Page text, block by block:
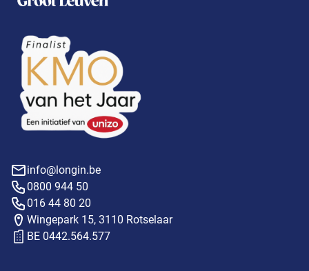
info@longin.be
0800 944 50
016 44 80 20
Wingepark 15, 3110 Rotselaar
BE 0442.564.577